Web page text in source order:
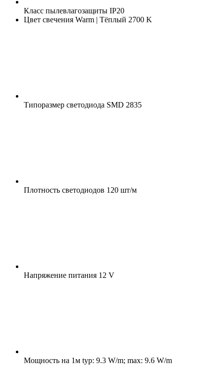
Класс пылевлагозащиты IP20
Цвет свечения Warm | Тёплый 2700 K
Типоразмер светодиода SMD 2835
Плотность светодиодов 120 шт/м
Напряжение питания 12 V
Мощность на 1м typ: 9.3 W/m; max: 9.6 W/m